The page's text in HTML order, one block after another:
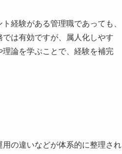
経験がある管理職であっても、
は有効ですが、属人化しやす
論を学ぶことで、経験を補完
の違いなどが体系的に整理され